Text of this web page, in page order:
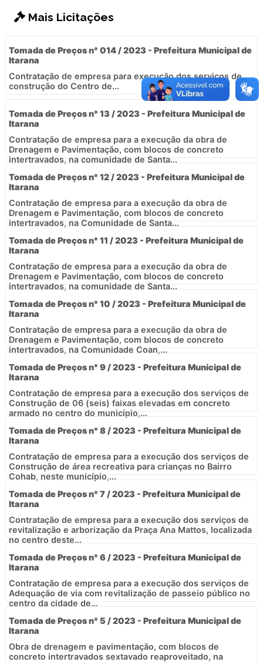
Mais Licitações
Tomada de Preços n° 014 / 2023 - Prefeitura Municipal de
Itarana
Contratação de empresa para execução dos serviços de
construção do Centro de...
Tomada de Preços n° 13 / 2023 - Prefeitura Municipal de
Itarana
Contratação de empresa para a execução da obra de
Drenagem e Pavimentação, com blocos de concreto
intertravados, na comunidade de Santa...
Tomada de Preços n° 12 / 2023 - Prefeitura Municipal de
Itarana
Contratação de empresa para a execução da obra de
Drenagem e Pavimentação, com blocos de concreto
intertravados, na Comunidade de Santa...
Tomada de Preços n° 11 / 2023 - Prefeitura Municipal de
Itarana
Contratação de empresa para a execução da obra de
Drenagem e Pavimentação, com blocos de concreto
intertravados, na comunidade de Santa...
Tomada de Preços n° 10 / 2023 - Prefeitura Municipal de
Itarana
Contratação de empresa para a execução da obra de
Drenagem e Pavimentação, com blocos de concreto
intertravados, na Comunidade Coan,...
Tomada de Preços n° 9 / 2023 - Prefeitura Municipal de
Itarana
Contratação de empresa para a execução dos serviços de
Construção de 06 (seis) faixas elevadas em concreto
armado no centro do município,...
Tomada de Preços n° 8 / 2023 - Prefeitura Municipal de
Itarana
Contratação de empresa para a execução dos serviços de
Construção de área recreativa para crianças no Bairro
Cohab, neste município,...
Tomada de Preços n° 7 / 2023 - Prefeitura Municipal de
Itarana
Contratação de empresa para a execução dos serviços de
revitalização e arborização da Praça Ana Mattos, localizada
no centro deste...
Tomada de Preços n° 6 / 2023 - Prefeitura Municipal de
Itarana
Contratação de empresa para a execução dos serviços de
Adequação de via com revitalização de passeio público no
centro da cidade de...
Tomada de Preços n° 5 / 2023 - Prefeitura Municipal de
Itarana
Obra de drenagem e pavimentação, com blocos de
concreto intertravados sextavado reaproveitado, na